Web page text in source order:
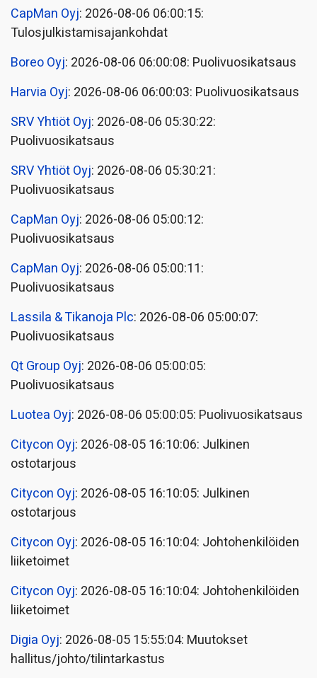
CapMan Oyj: 2026-08-06 06:00:15:
Tulosjulkistamisajankohdat
Boreo Oyj: 2026-08-06 06:00:08: Puolivuosikatsaus
Harvia Oyj: 2026-08-06 06:00:03: Puolivuosikatsaus
SRV Yhtiöt Oyj: 2026-08-06 05:30:22:
Puolivuosikatsaus
SRV Yhtiöt Oyj: 2026-08-06 05:30:21:
Puolivuosikatsaus
CapMan Oyj: 2026-08-06 05:00:12:
Puolivuosikatsaus
CapMan Oyj: 2026-08-06 05:00:11:
Puolivuosikatsaus
Lassila & Tikanoja Plc: 2026-08-06 05:00:07:
Puolivuosikatsaus
Qt Group Oyj: 2026-08-06 05:00:05:
Puolivuosikatsaus
Luotea Oyj: 2026-08-06 05:00:05: Puolivuosikatsaus
Citycon Oyj: 2026-08-05 16:10:06: Julkinen
ostotarjous
Citycon Oyj: 2026-08-05 16:10:05: Julkinen
ostotarjous
Citycon Oyj: 2026-08-05 16:10:04: Johtohenkilöiden
liiketoimet
Citycon Oyj: 2026-08-05 16:10:04: Johtohenkilöiden
liiketoimet
Digia Oyj: 2026-08-05 15:55:04: Muutokset
hallitus/johto/tilintarkastus